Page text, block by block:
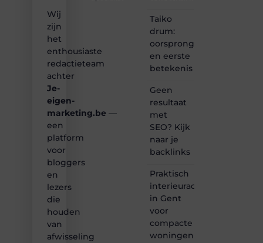
Wij
zijn
het
enthousiaste
redactieteam
achter
Je-
eigen-
marketing.be —
een
platform
voor
bloggers
en
lezers
die
houden
van
afwisseling
Taiko
drum:
oorsprong
en eerste
betekenis
Geen
resultaat
met
SEO? Kijk
naar je
backlinks
Praktisch
interieuradvies
in Gent
voor
compacte
woningen